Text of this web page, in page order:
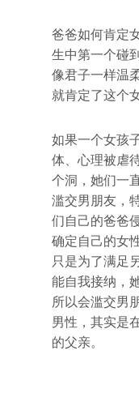
爸爸如何肯定
生中第一个碰
像君子一样温
就肯定了这个
如果一个女孩
体、心理被虐
个洞，她们一
滥交男朋友，
们自己的爸爸
确定自己的女
只是为了满足
能自我接纳，
所以会滥交男
男性，其实是
的父亲。